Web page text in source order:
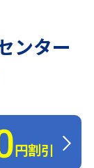
ンター
円割引